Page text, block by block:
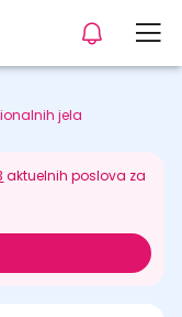
jela
aktuelnih poslova za